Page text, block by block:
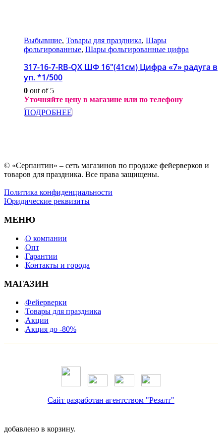
Выбывшие, Товары для праздника, Шары
фольгированные, Шары фольгированные цифра
317-16-7-RB-QX ШФ 16″(41см) Цифра «7» радуга в
уп. *1/500
0 out of 5
Уточняйте цену в магазине или по телефону
ПОДРОБНЕЕ
© «Серпантин» – сеть магазинов по продаже фейерверков и
товаров для праздника. Все права защищены.
Политика конфиденциальности
Юридические реквизиты
МЕНЮ
О компании
Опт
Гарантии
Контакты и города
МАГАЗИН
Фейерверки
Товары для праздника
Акции
Акция до -80%
Сайт разработан агентством "Резалт"
добавлено в корзину.